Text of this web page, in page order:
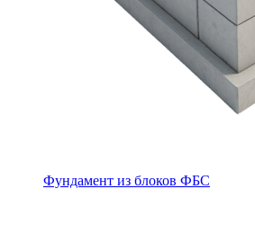
Фундамент из блоков ФБС